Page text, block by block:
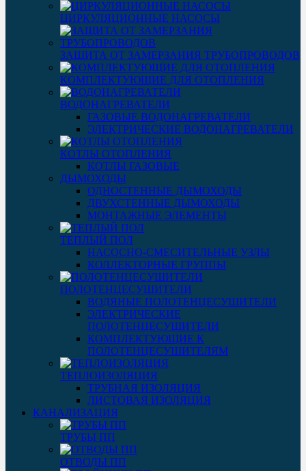
ЦИРКУЛЯЦИОННЫЕ НАСОСЫ
ЗАЩИТА ОТ ЗАМЕРЗАНИЯ ТРУБОПРОВОДОВ
КОМПЛЕКТУЮЩИЕ ДЛЯ ОТОПЛЕНИЯ
ВОДОНАГРЕВАТЕЛИ
ГАЗОВЫЕ ВОДОНАГРЕВАТЕЛИ
ЭЛЕКТРИЧЕСКИЕ ВОДОНАГРЕВАТЕЛИ
КОТЛЫ ОТОПЛЕНИЯ
КОТЛЫ ГАЗОВЫЕ
ДЫМОХОДЫ
ОДНОСТЕННЫЕ ДЫМОХОДЫ
ДВУХСТЕННЫЕ ДЫМОХОДЫ
МОНТАЖНЫЕ ЭЛЕМЕНТЫ
ТЕПЛЫЙ ПОЛ
НАСОСНО-СМЕСИТЕЛЬНЫЕ УЗЛЫ
КОЛЛЕКТОРНЫЕ ГРУППЫ
ПОЛОТЕНЦЕСУШИТЕЛИ
ВОДЯНЫЕ ПОЛОТЕНЦЕСУШИТЕЛИ
ЭЛЕКТРИЧЕСКИЕ
ПОЛОТЕНЦЕСУШИТЕЛИ
КОМПЛЕКТУЮЩИЕ К
ПОЛОТЕНЦЕСУШИТЕЛЯМ
ТЕПЛОИЗОЛЯЦИЯ
ТРУБНАЯ ИЗОЛЯЦИЯ
ЛИСТОВАЯ ИЗОЛЯЦИЯ
КАНАЛИЗАЦИЯ
ТРУБЫ ПП
ОТВОДЫ ПП